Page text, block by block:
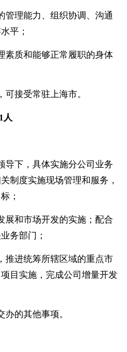
管理能力、组织协调、沟通
平；
素质和能够正常履职的身体
可接受常驻上海市。
人
导下，具体实施分公司业务
制度实施现场管理和服务，
；
展和市场开发的实施；配合
务部门；
推进统筹所辖区域的重点市
目实施，完成公司增量开发
的其他事项。